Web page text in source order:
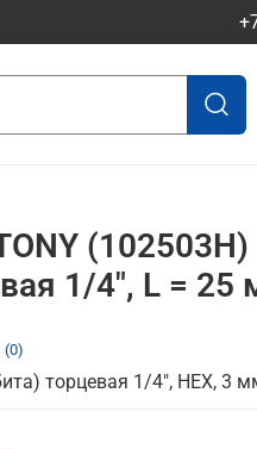
(0)
1/4", L = 25
торцевая 1/4", HEX, 3